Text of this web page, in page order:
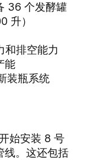
36 个发酵罐
升）
和排空能力
能
装瓶系统
始安装 8 号
线。这还包括